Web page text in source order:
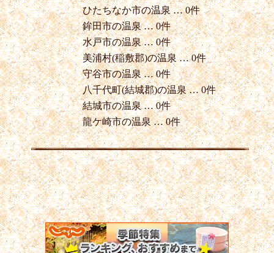
ひたちなか市の温泉 … 0件
鉾田市の温泉 … 0件
水戸市の温泉 … 0件
美浦村(稲敷郡)の温泉 … 0件
守谷市の温泉 … 0件
八千代町(結城郡)の温泉 … 0件
結城市の温泉 … 0件
龍ケ崎市の温泉 … 0件